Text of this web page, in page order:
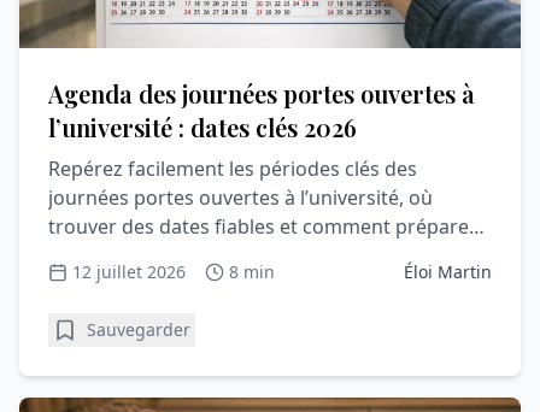
Agenda des journées portes ouvertes à
l’université : dates clés 2026
Repérez facilement les périodes clés des
journées portes ouvertes à l’université, où
trouver des dates fiables et comment préparer
12 juillet 2026 8 min Éloi Martin
Sauvegarder